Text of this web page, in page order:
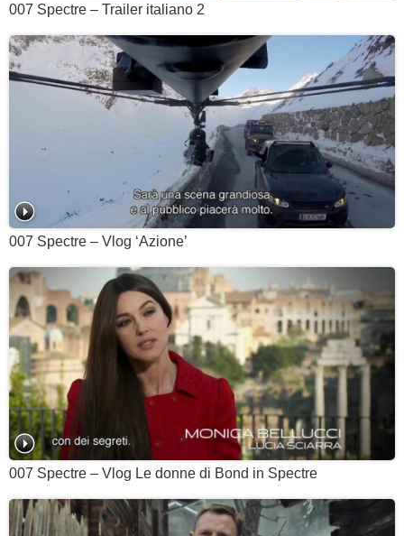
007 Spectre – Trailer italiano 2
007 Spectre – Vlog ‘Azione’
007 Spectre – Vlog Le donne di Bond in Spectre